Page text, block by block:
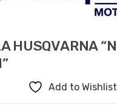
HUSQVARNA
Add to Wishlist